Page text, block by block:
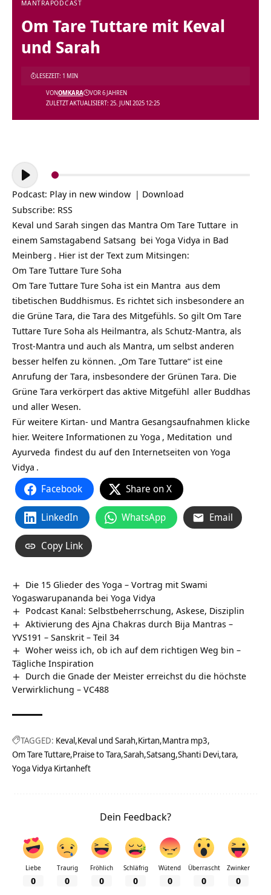
MANTRAPODCAST
Om Tare Tuttare mit Keval
und Sarah
ZULETZT AKTUALISIERT: 25. JUNI 2025 12:25
VONOMKARA VOR 6 JAHREN
LESEZEIT: 1 MIN
Audio-
Player
Podcast: Play in new window | Download
Subscribe: RSS
Keval und Sarah singen das Mantra Om Tare Tuttare in
einem Samstagabend Satsang bei Yoga Vidya in Bad
Meinberg . Hier ist der Text zum Mitsingen:
Om Tare Tuttare Ture Soha
Om Tare Tuttare Ture Soha ist ein Mantra aus dem
tibetischen Buddhismus. Es richtet sich insbesondere an
die Grüne Tara, die Tara des Mitgefühls. So gilt Om Tare
Tuttare Ture Soha als Heilmantra, als Schutz-Mantra, als
Trost-Mantra und auch als Mantra, um selbst anderen
besser helfen zu können. „Om Tare Tuttare“ ist eine
Anrufung der Tara, insbesondere der Grünen Tara. Die
Grüne Tara verkörpert das aktive Mitgefühl aller Buddhas
und aller Wesen.
Für weitere Kirtan- und Mantra Gesangsaufnahmen klicke
hier. Weitere Informationen zu Yoga , Meditation und
Ayurveda findest du auf den Internetseiten von Yoga
Vidya .
Facebook Share on X
LinkedIn WhatsApp Email
Copy Link
Die 15 Glieder des Yoga – Vortrag mit Swami
Yogaswarupananda bei Yoga Vidya
Podcast Kanal: Selbstbeherrschung, Askese, Disziplin
Aktivierung des Ajna Chakras durch Bija Mantras –
YVS191 – Sanskrit – Teil 34
Woher weiss ich, ob ich auf dem richtigen Weg bin –
Tägliche Inspiration
Durch die Gnade der Meister erreichst du die höchste
Verwirklichung – VC488
TAGGED: Keval Keval und Sarah Kirtan Mantra mp3
Om Tare Tuttare Praise to Tara Sarah Satsang Shanti Devi tara
Yoga Vidya Kirtanheft
Dein Feedback?
Liebe
0
Traurig
0
Fröhlich
0
Schläfrig
0
Wütend
0
Überrascht
0
Zwinker
0